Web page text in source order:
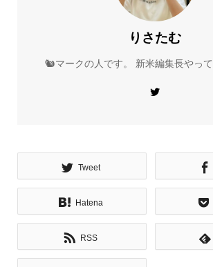
りさたむ
🐿マークの人です。 新米編集長やって
Tweet
Hatena
RSS